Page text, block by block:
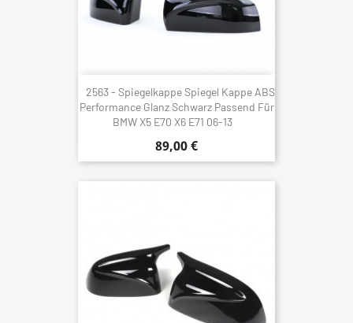
2563 - Spiegelkappe Spiegel Kappe ABS
Performance Glanz Schwarz Passend Für
BMW X5 E70 X6 E71 06-13
89,00 €